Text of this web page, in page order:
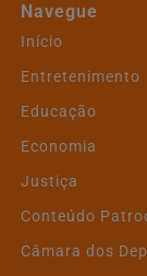
Navegue
Início
Entretenimento
Educação
Economia
Justiça
Conteúdo
Câmara dos